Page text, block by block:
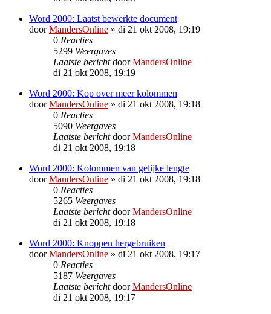
Word 2000: Laatst bewerkte document
doorMandersOnline » di 21 okt 2008, 19:19
0 Reacties
5299 Weergaves
Laatste berichtdoorMandersOnline
di 21 okt 2008, 19:19
Word 2000: Kop over meer kolommen
doorMandersOnline » di 21 okt 2008, 19:18
0 Reacties
5090 Weergaves
Laatste berichtdoorMandersOnline
di 21 okt 2008, 19:18
Word 2000: Kolommen van gelijke lengte
doorMandersOnline » di 21 okt 2008, 19:18
0 Reacties
5265 Weergaves
Laatste berichtdoorMandersOnline
di 21 okt 2008, 19:18
Word 2000: Knoppen hergebruiken
doorMandersOnline » di 21 okt 2008, 19:17
0 Reacties
5187 Weergaves
Laatste berichtdoorMandersOnline
di 21 okt 2008, 19:17